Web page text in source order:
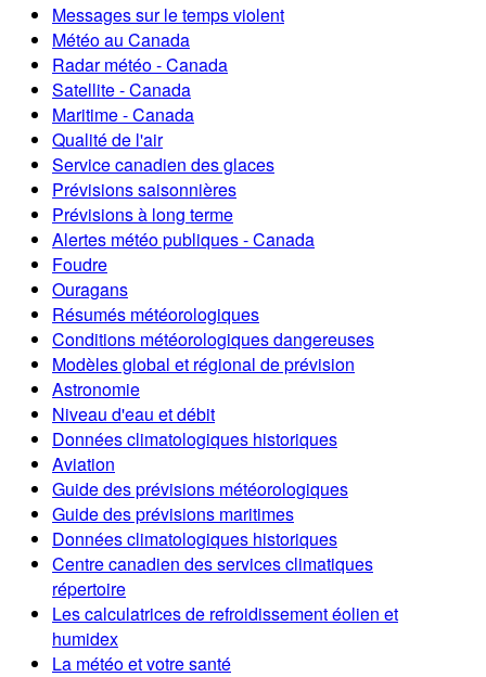
Messages sur le temps violent
Météo au Canada
Radar météo - Canada
Satellite - Canada
Maritime - Canada
Qualité de l'air
Service canadien des glaces
Prévisions saisonnières
Prévisions à long terme
Alertes météo publiques - Canada
Foudre
Ouragans
Résumés météorologiques
Conditions météorologiques dangereuses
Modèles global et régional de prévision
Astronomie
Niveau d'eau et débit
Données climatologiques historiques
Aviation
Guide des prévisions météorologiques
Guide des prévisions maritimes
Données climatologiques historiques
Centre canadien des services climatiques
répertoire
Les calculatrices de refroidissement éolien et
humidex
La météo et votre santé